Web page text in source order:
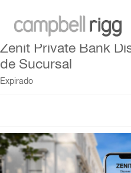
Zenit Private Bank
de Sucursal
Expirado